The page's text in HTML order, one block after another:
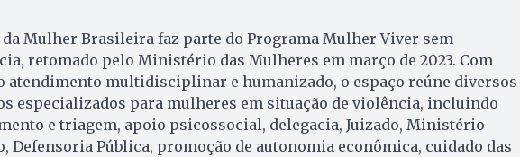
da Mulher Brasileira faz parte do Programa Mulher Viver sem
retomado pelo Ministério das Mulheres em março de 2023. Com
atendimento multidisciplinar e humanizado, o espaço reúne diversos
especializados para mulheres em situação de violência, incluindo
e triagem, apoio psicossocial, delegacia, Juizado, Ministério
Defensoria Pública, promoção de autonomia econômica, cuidado das